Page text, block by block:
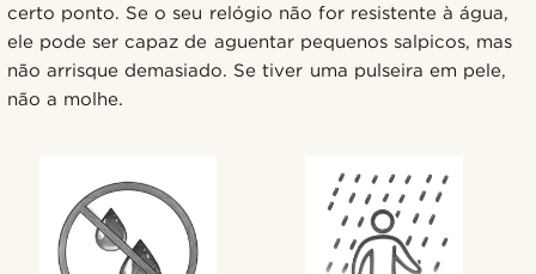
certo ponto. Se o seu relógio não for resistente à água,
ele pode ser capaz de aguentar pequenos salpicos, mas
não arrisque demasiado. Se tiver uma pulseira em pele,
não a molhe.